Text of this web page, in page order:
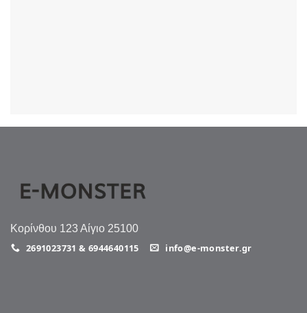
Κορίνθου 123 Αίγιο 25100
2691023731 & 6944640115 info@e-monster.gr